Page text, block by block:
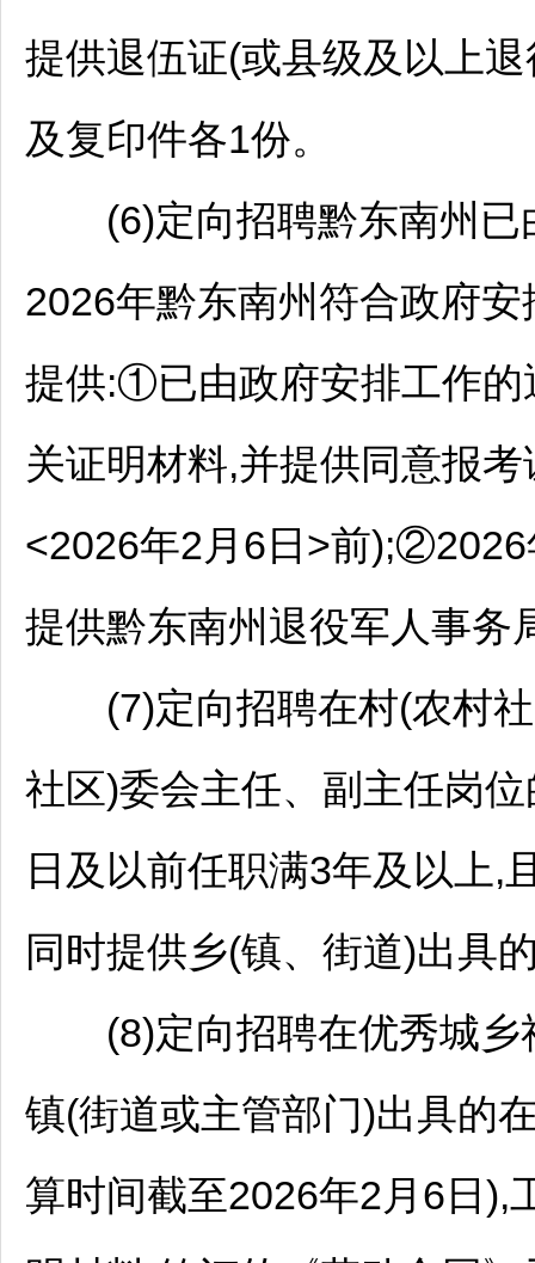
提供退伍证(或县级及以上
及复印件各1份。
(6)定向招聘黔东南州已
2026年黔东南州符合政府
提供:①已由政府安排工作的
关证明材料,并提供同意报
<2026年2月6日>前
提供黔东南州退役军人事务
(7)定向招聘在村(农村
社区)委会主任、副主任岗
日及以前任职满3年及以上,
同时提供乡(镇、街道)出具
(8)定向招聘在优秀城乡
镇(街道或主管部门)出具的
算时间截至2026年2月6日),